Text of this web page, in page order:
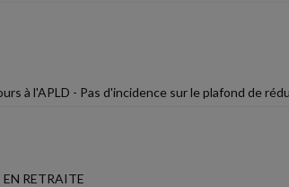
à l'APLD - Pas d'incidence sur le plafond de
RETRAITE